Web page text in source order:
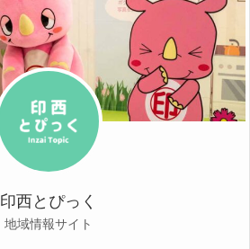
印西とぴっく
地域情報サイト